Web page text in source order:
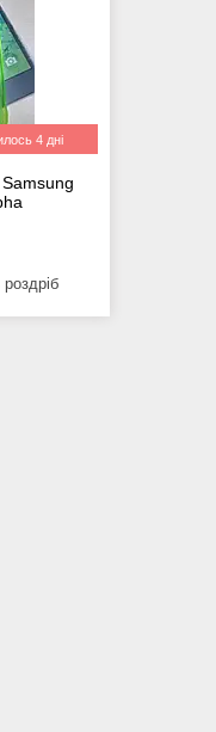
4 дні